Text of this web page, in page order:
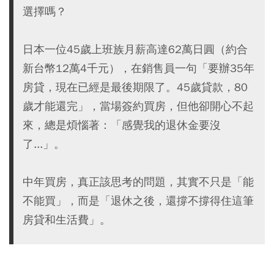
選擇嗎？
日本一位45歲上班族月薪高達62萬日圓（約合
新台幣12萬4千元），在銷售員一句「要辦35年
房貸，現在已經是最後期限了。45歲貸款，80
歲才能還完」，當場簽約買房，但他卻開心不起
來，總是煩惱著：「感覺我的退休金要沒
了...」。
中年買房，真正該思考的問題，其實不只是「能
不能買」，而是「退休之後，還撐不撐得住這筆
房貸和生活費」。